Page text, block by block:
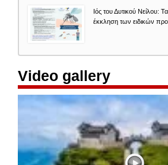
Ιός του Δυτικού Νείλου:
έκκληση των ειδικών
Video gallery